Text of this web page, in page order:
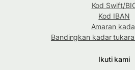
Kod Swift/
Kod IBAN
Amaran
Bandingkan kadar
Ikuti kami